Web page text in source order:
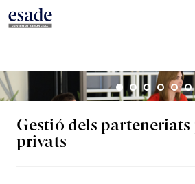
Gestió dels
privats